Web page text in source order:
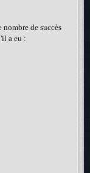
de succès
a eu :